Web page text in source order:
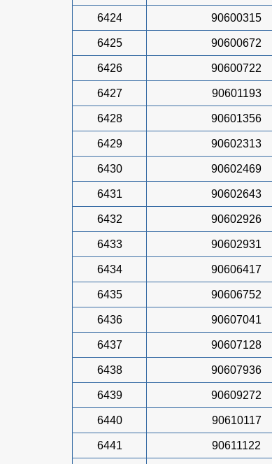
6424 90600315
6425 90600672
6426 90600722
6427 90601193
6428 90601356
6429 90602313
6430 90602469
6431 90602643
6432 90602926
6433 90602931
6434 90606417
6435 90606752
6436 90607041
6437 90607128
6438 90607936
6439 90609272
6440 90610117
6441 90611122